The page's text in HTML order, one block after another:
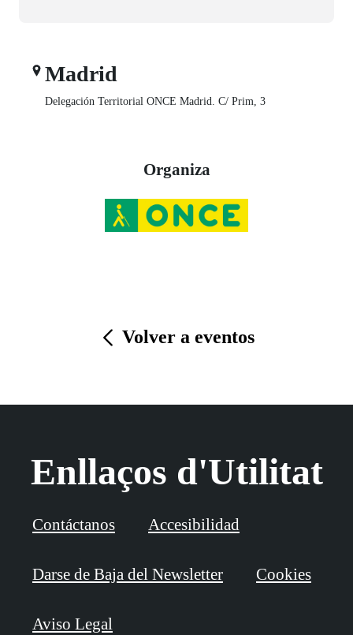
Madrid
Delegación Territorial ONCE Madrid. C/ Prim, 3
Organiza
Volver a eventos
Enllaços d'Utilitat
Contáctanos Accesibilidad
Darse de Baja del Newsletter Cookies
Aviso Legal